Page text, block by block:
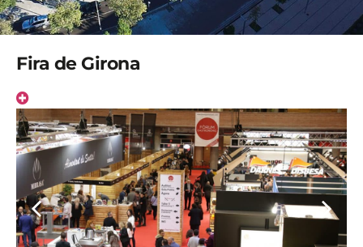
Fira de Girona